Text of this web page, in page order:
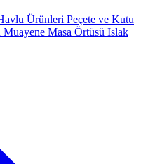
Ürünleri Peçete ve Kutu
Muayene Masa Örtüsü Islak